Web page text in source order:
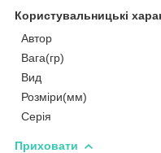
Користувальницькі
Автор
Вага(гр)
Вид
Розміри(мм)
Серія
Приховати